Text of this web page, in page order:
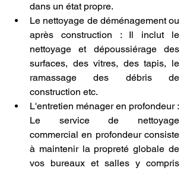
dans un état propre.
Le nettoyage de déménagement ou
après construction : Il inclut le
nettoyage et dépoussiérage des
surfaces, des vitres, des tapis, le
ramassage des débris de
construction etc.
L'entretien ménager en profondeur :
Le service de nettoyage
commercial en profondeur consiste
à maintenir la propreté globale de
vos bureaux et salles y compris